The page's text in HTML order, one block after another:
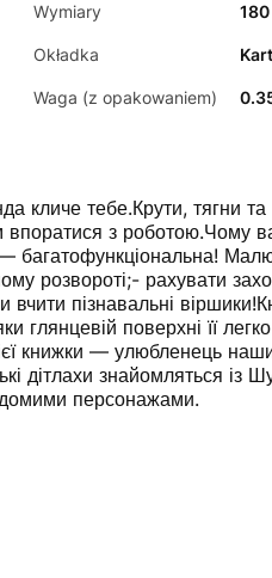
Wymiary
Okładka
Waga (z opakowaniem)
кличе тебе.Крути, тягни
з роботою.Чому
розвороті;- рахувати
вчити пізнавальні
глянцевій поверхні її
книжки — улюбленець
дітлахи знайомляться із
персонажами.